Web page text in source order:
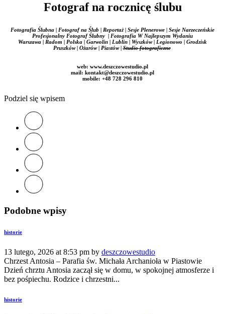
Fotograf na rocznicę ślubu
Fotografia Ślubna | Fotograf na Ślub | Reportaż | Sesje Plenerowe | Sesje Narzeczeńskie
Profesjonalny Fotograf Ślubny | Fotografia W Najlepszym Wydaniu
Warszawa | Radom | Polska | Garwolin | Lublin | Wyszków | Legionowo | Grodzisk
Pruszków | Ożarów |
Piastów |Studio fotograficzne
web: www.deszczowestudio.pl
mail: kontakt@deszczowestudio.pl
mobile: +48 728 296 810
Podziel się wpisem
Podobne wpisy
historie
13 lutego, 2026 at 8:53 pm by deszczowestudio
Chrzest Antosia – Parafia św. Michała Archanioła w Piastowie
Dzień chrztu Antosia zaczął się w domu, w spokojnej atmosferze i
bez pośpiechu. Rodzice i chrzestni...
historie